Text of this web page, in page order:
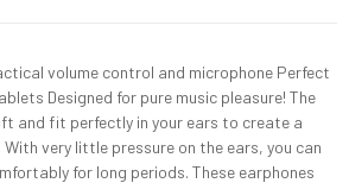
volume control and microphone Perfect
Designed for pure music pleasure! The
and fit perfectly in your ears to create a
very little pressure on the ears, you can
for long periods. These earphones